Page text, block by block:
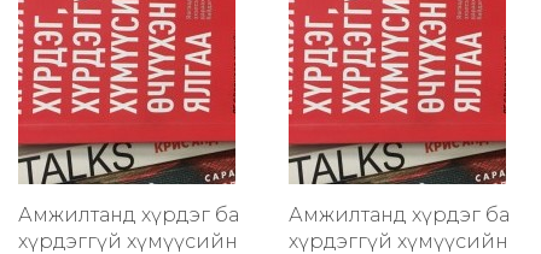
Амжилтанд хүрдэг ба
хүрдэггүй хүмүүсийн
Амжилтанд хүрдэг ба
хүрдэггүй хүмүүсийн